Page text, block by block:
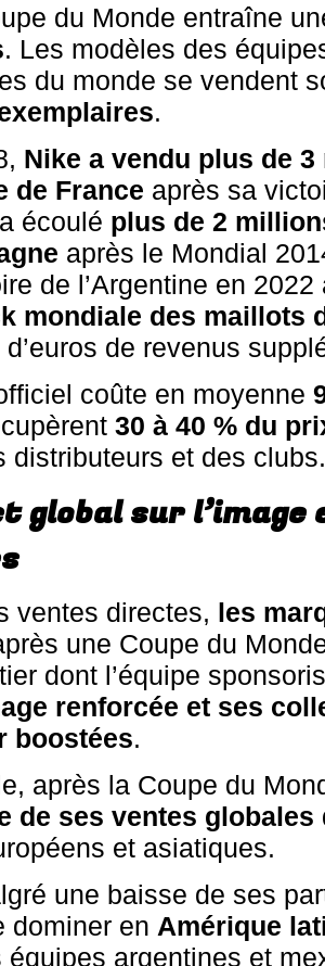
du Monde entraîne
. Les modèles des
du monde se vendent
.
Nike a vendu plus de
de France après sa
écoulé plus de 2
après le Mondial
de l’Argentine en
mondiale des maillots
de revenus
coûte en moyenne
30 à 40 % du
distributeurs et des clubs.
global sur
ventes directes, les
une Coupe du
dont l’équipe
renforcée et ses
boostées.
après la Coupe du
de ses ventes globales
et asiatiques.
une baisse de ses
dominer en Amérique
équipes argentines et